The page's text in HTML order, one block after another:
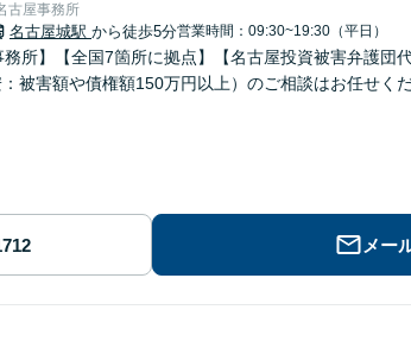
古屋事務所
名古屋城駅 から徒歩5分営業時間：09:30~19:30（平日）
務所】【全国7箇所に拠点】【名古屋投資被害弁護団
被害額や債権額150万円以上）のご相談はお任せく
メー